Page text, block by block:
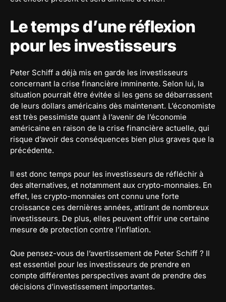
Le temps d’une réflexion
pour les investisseurs
Peter Schiff a déjà mis en garde les investisseurs
concernant la crise financière imminente. Selon lui, la
situation pourrait être évitée si les gens se débarrassent
de leurs dollars américains dès maintenant. L’économiste
est très pessimiste quant à l’avenir de l’économie
américaine en raison de la crise financière actuelle, qui
risque d’avoir des conséquences bien plus graves que la
précédente.
Il est donc temps pour les investisseurs de réfléchir à
des alternatives, et notamment aux crypto-monnaies. En
effet, les crypto-monnaies ont connu une forte
croissance ces dernières années, attirant de nombreux
investisseurs. De plus, elles peuvent offrir une certaine
mesure de protection contre l’inflation.
Que pensez-vous de l’avertissement de Peter Schiff ? Il
est essentiel pour les investisseurs de prendre en
compte différentes perspectives avant de prendre des
décisions d’investissement importantes.